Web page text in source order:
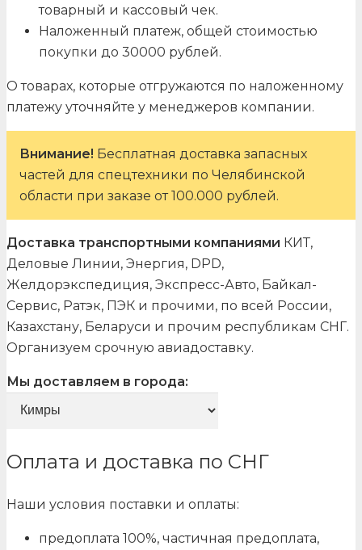
товарный и кассовый чек.
Наложенный платеж, общей стоимостью
покупки до 30000 рублей.
О товарах, которые отгружаются по наложенному
платежу уточняйте у менеджеров компании.
Внимание! Бесплатная доставка запасных
частей для спецтехники по Челябинской
области при заказе от 100.000 рублей.
Доставка транспортными компаниями КИТ,
Деловые Линии, Энергия, DPD,
Желдорэкспедиция, Экспресс-Авто, Байкал-
Сервис, Ратэк, ПЭК и прочими, по всей России,
Казахстану, Беларуси и прочим республикам СНГ.
Организуем срочную авиадоставку.
Мы доставляем в города:
Оплата и доставка по СНГ
Наши условия поставки и оплаты:
предоплата 100%, частичная предоплата,